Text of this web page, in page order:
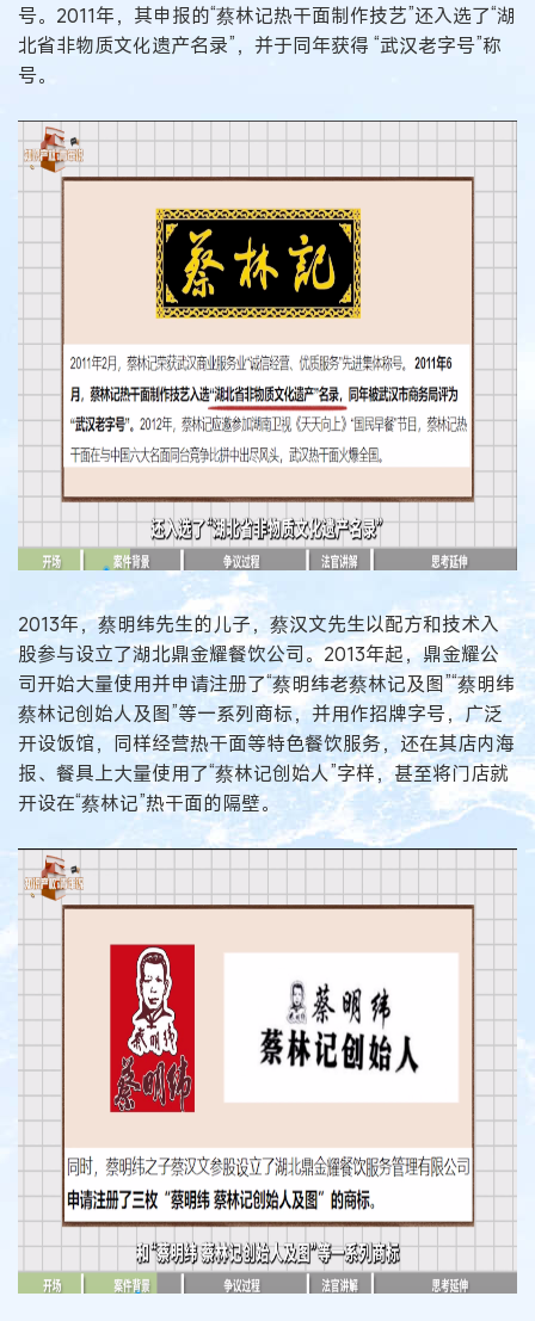
号。2011年，其申报的“蔡林记热干面制作技艺”还入选了“湖
北省非物质文化遗产名录”，并于同年获得 “武汉老字号”称
号。
2013年，蔡明纬先生的儿子，蔡汉文先生以配方和技术入
股参与设立了湖北鼎金耀餐饮公司。2013年起，鼎金耀公
司开始大量使用并申请注册了“蔡明纬老蔡林记及图”“蔡明纬
蔡林记创始人及图”等一系列商标，并用作招牌字号，广泛
开设饭馆，同样经营热干面等特色餐饮服务，还在其店内海
报、餐具上大量使用了“蔡林记创始人”字样，甚至将门店就
开设在“蔡林记”热干面的隔壁。